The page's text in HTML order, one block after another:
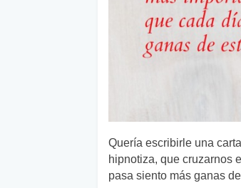
Quería escribirle una
hipnotiza, que cruzarnos
pasa siento más ganas